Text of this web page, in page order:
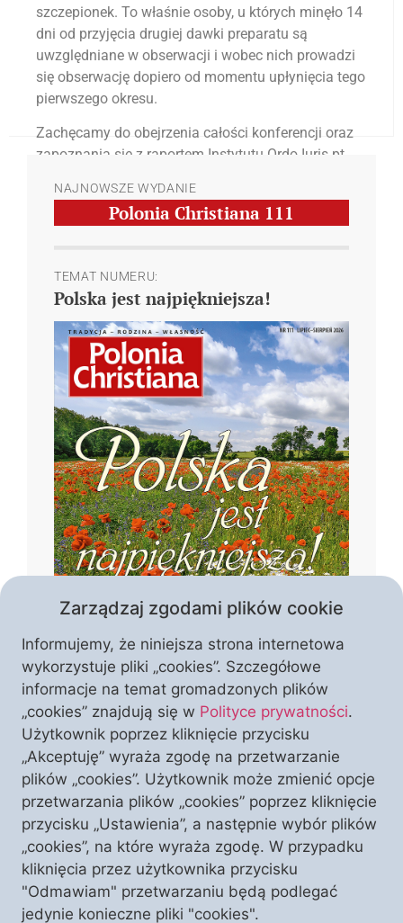
szczepionek. To właśnie osoby, u których minęło 14
dni od przyjęcia drugiej dawki preparatu są
uwzględniane w obserwacji i wobec nich prowadzi
się obserwację dopiero od momentu upłynięcia tego
pierwszego okresu.
Zachęcamy do obejrzenia całości konferencji oraz
zapoznania się z raportem Instytutu Ordo Iuris pt.
Polsce w związku z epidemią Covid-19 Część druga
– aspekty zdrowotne” (link powyżej).
NAJNOWSZE WYDANIE
Polonia Christiana 111
TEMAT NUMERU:
Polska jest najpiękniejsza!
Czym jest piękno Polski? Czy tworzą je
wyłącznie krajobrazy i zabytki, czy może
przede wszystkim wiara, kultura i
historia, które przez stulecia
kształtowały naszą narodową
tożsamość? W temacie numeru autorzy
pokazują Polskę jako wspólnotę
zakorzenioną w chrześcijaństwie,
przypominając o jej duchowym
WESPRZYJ NAS
I ODBIERZ TEN NUMER
Zarządzaj zgodami plików cookie
Informujemy, że niniejsza strona internetowa
wykorzystuje pliki „cookies”. Szczegółowe
informacje na temat gromadzonych plików
„cookies” znajdują się w Polityce prywatności.
Użytkownik poprzez kliknięcie przycisku
„Akceptuję” wyraża zgodę na przetwarzanie
plików „cookies”. Użytkownik może zmienić opcje
przetwarzania plików „cookies” poprzez kliknięcie
przycisku „Ustawienia”, a następnie wybór plików
„cookies”, na które wyraża zgodę. W przypadku
kliknięcia przez użytkownika przycisku
"Odmawiam" przetwarzaniu będą podlegać
jedynie konieczne pliki "cookies".